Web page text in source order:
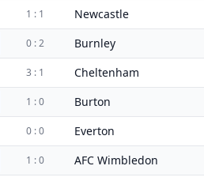
1 : 1 Newcastle
0 : 2 Burnley
3 : 1 Cheltenham
1 : 0 Burton
0 : 0 Everton
1 : 0 AFC Wimbledon